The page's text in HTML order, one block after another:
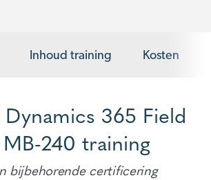
Inhoud training Kosten
365 Field
240 training
bijbehorende certificering